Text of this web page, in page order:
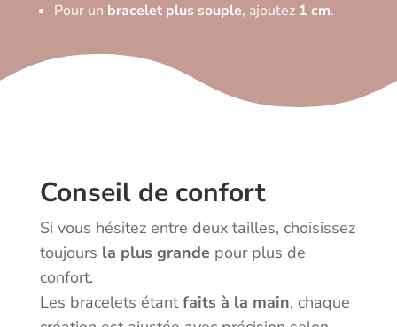
Pour un bracelet plus souple, ajoutez 1 cm.
Conseil de confort
Si vous hésitez entre deux tailles, choisissez
toujours la plus grande pour plus de
confort.
Les bracelets étantfaits à la main, chaque